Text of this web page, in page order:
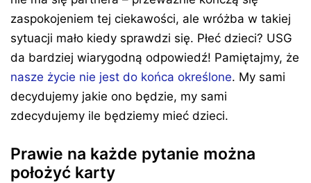
zaspokojeniem tej ciekawości, ale wróżba w takiej
sytuacji mało kiedy sprawdzi się. Płeć dzieci? USG
da bardziej wiarygodną odpowiedź! Pamiętajmy, że
nasze życie nie jest do końca określone. My sami
decydujemy jakie ono będzie, my sami
zdecydujemy ile będziemy mieć dzieci.
Prawie na każde pytanie można
położyć karty